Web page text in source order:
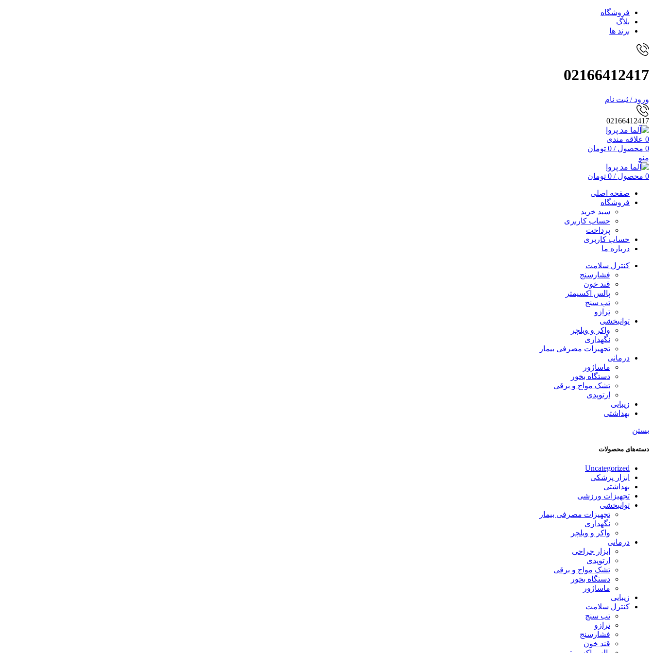
فروشگاه
بلاگ
برند ها
02166412417
ورود / ثبت نام
02166412417
0 علاقه مندی
0 محصول /
0 تومان
منو
0 محصول /
0 تومان
صفحه اصلی
فروشگاه
سبد خرید
حساب کاربری
پرداخت
حساب کاربری
درباره ما
کنترل سلامت
فشارسنج
قند خون
پالس اکسیمتر
تب سنج
ترازو
توانبخشی
واکر و ویلچر
نگهداری
تجهیزات مصرفی بیمار
درمانی
ماساژور
دستگاه بخور
تشک مواج و برقی
ارتوپدی
زیبایی
بهداشتی
بستن
دسته‌های محصولات
Uncategorized
ابزار پزشکی
بهداشتی
تجهیزات ورزشی
توانبخشی
تجهیزات مصرفی بیمار
نگهداری
واکر و ویلچر
درمانی
ابزار جراحی
ارتوپدی
تشک مواج و برقی
دستگاه بخور
ماساژور
زیبایی
کنترل سلامت
تب سنج
ترازو
فشارسنج
قند خون